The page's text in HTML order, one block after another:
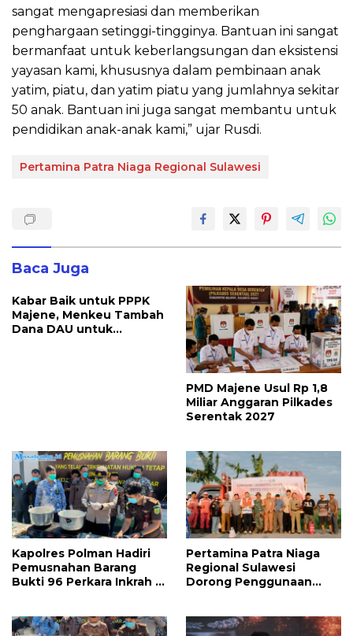
sangat mengapresiasi dan memberikan
penghargaan setinggi-tingginya. Bantuan ini sangat
bermanfaat untuk keberlangsungan dan eksistensi
yayasan kami, khususnya dalam pembinaan anak
yatim, piatu, dan yatim piatu yang jumlahnya sekitar
50 anak. Bantuan ini juga sangat membantu untuk
pendidikan anak-anak kami,” ujar Rusdi.
Pertamina Patra Niaga Regional Sulawesi
Baca Juga
Kabar Baik untuk PPPK
Majene, Menkeu Tambah
Dana DAU untuk
PMD Majene Usul Rp 1,8
Miliar Anggaran Pilkades
Serentak 2027
Kapolres Polman Hadiri
Pemusnahan Barang
Bukti 96 Perkara Inkrah di
Pertamina Patra Niaga
Regional Sulawesi
Dorong Penggunaan
Energi Irigasi